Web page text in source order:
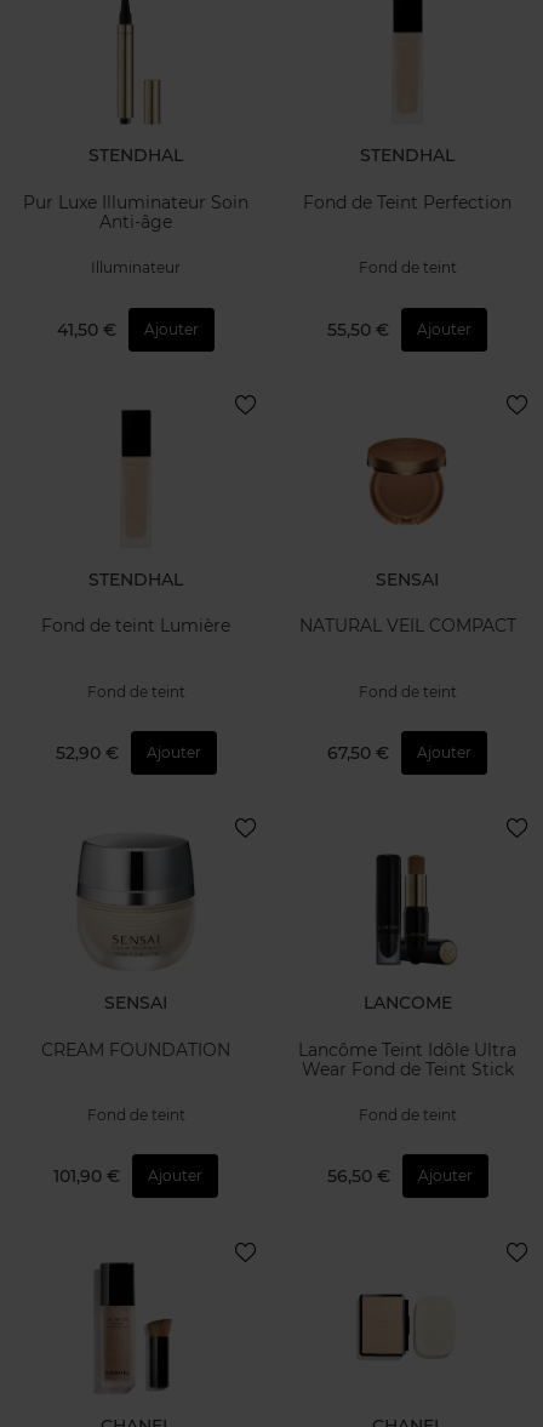
STENDHAL
Pur Luxe Illuminateur Soin
Anti-âge
Illuminateur
41,50 € Ajouter
STENDHAL
Fond de Teint Perfection
Fond de teint
55,50 € Ajouter
STENDHAL
Fond de teint Lumière
Fond de teint
52,90 € Ajouter
SENSAI
NATURAL VEIL COMPACT
Fond de teint
67,50 € Ajouter
SENSAI
CREAM FOUNDATION
Fond de teint
101,90 € Ajouter
LANCOME
Lancôme Teint Idôle Ultra
Wear Fond de Teint Stick
Fond de teint
56,50 € Ajouter